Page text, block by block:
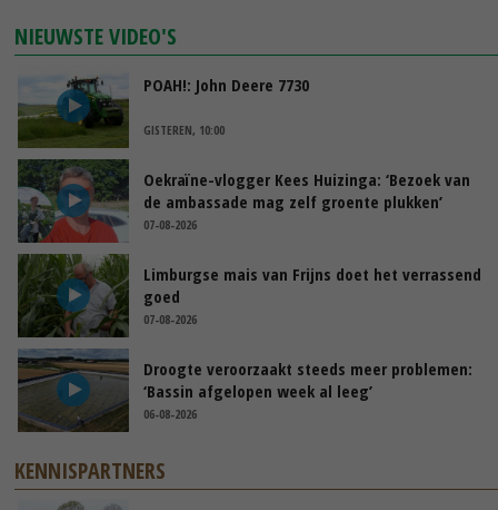
NIEUWSTE VIDEO'S
POAH!: John Deere 7730
GISTEREN, 10:00
Oekraïne-vlogger Kees Huizinga: ‘Bezoek van
de ambassade mag zelf groente plukken’
07-08-2026
Limburgse mais van Frijns doet het verrassend
goed
07-08-2026
Droogte veroorzaakt steeds meer problemen:
‘Bassin afgelopen week al leeg’
06-08-2026
KENNISPARTNERS